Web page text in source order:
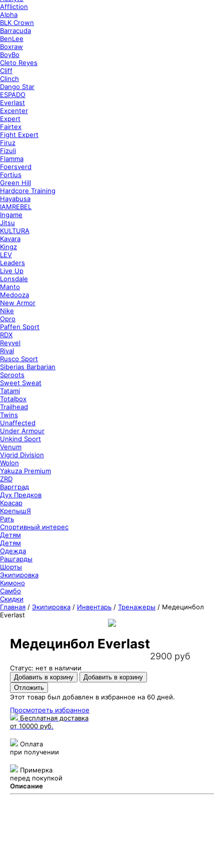
Affliction
Alpha
BLK Crown
Barracuda
BenLee
Boxraw
BoyBo
Cleto Reyes
Cliff
Clinch
Dango Star
ESPADO
Everlast
Excenter
Expert
Fairtex
Fight Expert
Firuz
Fizuli
Flamma
Foersverd
Fortius
Green Hill
Hardcore Training
Hayabusa
IAMREBEL
Ingame
Jitsu
KULTURA
Kavara
Kingz
LEV
Leaders
Live Up
Lonsdale
Manto
Medooza
New Armor
Nike
Opro
Paffen Sport
RDX
Reyvel
Rival
Rusco Sport
Siberias Barbarian
Sproots
Sweet Sweat
Tatami
Totalbox
Trailhead
Twins
Unaffected
Under Armour
Unkind Sport
Venum
Vigrid Division
Wolon
Yakuza Premium
ZRD
Варгград
Дух Предков
Красар
КрепышЯ
Рать
Спортивный интерес
Детям
Детям
Одежда
Рашгарды
Шорты
Экипировка
Кимоно
Самбо
Скидки
Главная / Экипировка / Инвентарь / Тренажеры / Медецинбол
Everlast
Медецинбол Everlast
2900 руб
Статус: нет в наличии
Этот товар был добавлен в избранное на 60 дней.
Просмотреть избранное
Бесплатная доставка
от 10000 руб.
Оплата
при получении
Примерка
перед покупкой
Описание